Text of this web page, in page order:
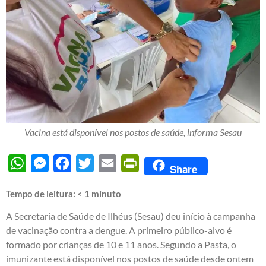
Vacina está disponível nos postos de saúde, informa Sesau
WhatsAppMessengerFacebook
Twitter Email PrintFriendly
Share
Tempo de leitura: < 1 minuto
A Secretaria de Saúde de Ilhéus (Sesau) deu início à campanha
de vacinação contra a dengue. A primeiro público-alvo é
formado por crianças de 10 e 11 anos. Segundo a Pasta, o
imunizante está disponível nos postos de saúde desde ontem